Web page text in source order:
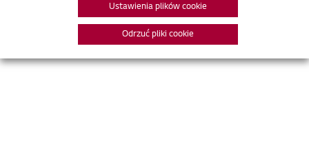
Ustawienia plików cookie
Odrzuć pliki cookie